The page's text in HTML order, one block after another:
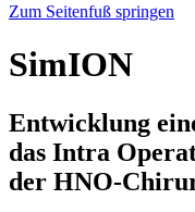
Zum Seitenfuß springen
SimION
Entwicklung
das Intra
der HNO-